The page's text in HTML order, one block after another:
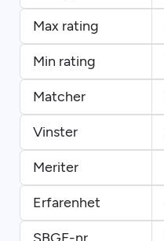
Max rating
Min rating
Matcher
Vinster
Meriter
Erfarenhet